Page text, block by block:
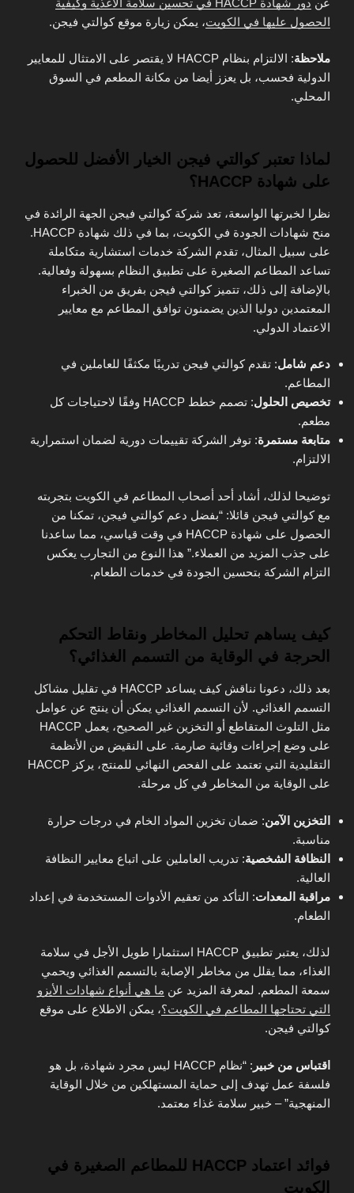
الحصول عليها في الكويت، يمكن زيارة موقع كوالتي فيجن.
ملاحظة
: الالتزام بنظام HACCP لا يقتصر على الامتثال للمعايير
الدولية فحسب، بل يعزز أيضا من مكانة المطعم في السوق
المحلي.
لماذا تعتبر كوالتي فيجن الخيار الأفضل للحصول
على شهادة HACCP؟
نظرا لخبرتها الواسعة، تعد شركة كوالتي فيجن الجهة الرائدة في
منح شهادات الجودة في الكويت، بما في ذلك شهادة HACCP.
على سبيل المثال، تقدم الشركة خدمات استشارية متكاملة
تساعد المطاعم الصغيرة على تطبيق النظام بسهولة وفعالية.
بالإضافة إلى ذلك، تتميز كوالتي فيجن بفريق من الخبراء
المعتمدين دوليا الذين يضمنون توافق المطاعم مع معايير
الاعتماد الدولي.
دعم شامل: تقدم كوالتي فيجن تدريبًا مكثفًا للعاملين في
المطاعم.
تخصيص الحلول
: تصمم خطط HACCP وفقًا لاحتياجات كل
مطعم.
متابعة مستمرة: توفر الشركة تقييمات دورية لضمان استمرارية
الالتزام.
توضيحا لذلك، أشاد أحد أصحاب المطاعم في الكويت بتجربته
مع كوالتي فيجن قائلا: “بفضل دعم كوالتي فيجن، تمكنا من
الحصول على شهادة HACCP في وقت قياسي، مما ساعدنا
على جذب المزيد من العملاء.” هذا النوع من التجارب يعكس
التزام الشركة بتحسين الجودة في خدمات الطعام.
كيف يساهم تحليل المخاطر ونقاط التحكم
الحرجة في الوقاية من التسمم الغذائي؟
بعد ذلك، دعونا نناقش كيف يساعد HACCP في تقليل مشاكل
التسمم الغذائي. لأن التسمم الغذائي يمكن أن ينتج عن عوامل
مثل التلوث المتقاطع أو التخزين غير الصحيح، يعمل HACCP
على وضع إجراءات وقائية صارمة. على النقيض من الأنظمة
التقليدية التي تعتمد على الفحص النهائي للمنتج، يركز HACCP
على الوقاية من المخاطر في كل مرحلة.
التخزين الآمن: ضمان تخزين المواد الخام في درجات حرارة
مناسبة.
النظافة الشخصية: تدريب العاملين على اتباع معايير النظافة
العالية.
مراقبة المعدات: التأكد من تعقيم الأدوات المستخدمة في إعداد
الطعام.
لذلك، يعتبر تطبيق HACCP استثمارا طويل الأجل في سلامة
الغذاء، مما يقلل من مخاطر الإصابة بالتسمم الغذائي ويحمي
سمعة المطعم. لمعرفة المزيد عن ما هي أنواع شهادات الأيزو
التي تحتاجها المطاعم في الكويت؟، يمكن الاطلاع على موقع
كوالتي فيجن.
اقتباس من خبير
: “نظام HACCP ليس مجرد شهادة، بل هو
فلسفة عمل تهدف إلى حماية المستهلكين من خلال الوقاية
المنهجية” – خبير سلامة غذاء معتمد.
فوائد اعتماد HACCP للمطاعم الصغيرة في
الكويت